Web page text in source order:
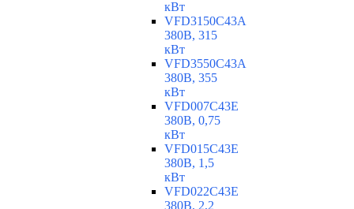
кВт
VFD3150C43A
380В, 315
кВт
VFD3550C43A
380В, 355
кВт
VFD007C43E
380В, 0,75
кВт
VFD015C43E
380В, 1,5
кВт
VFD022C43E
380В, 2,2